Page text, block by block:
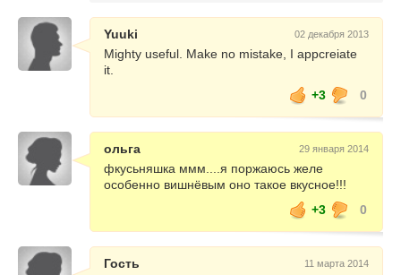
Yuuki 02 декабря 2013
Mighty useful. Make no mistake, I appcreiate
it.
+3
0
ольга 29 января 2014
фкусьняшка ммм....я поржаюсь желе
особенно вишнёвым оно такое вкусное!!!
+3
0
Гость 11 марта 2014